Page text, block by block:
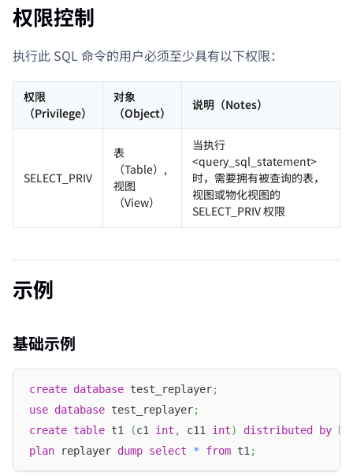
权限控制
执行此 SQL 命令的用户必须至少具有以下权限：
权限
（Privilege）
对象
（Object）
说明（Notes）
SELECT_PRIV
表
（Table）,
视图
（View）
当执行
<query_sql_statement>
时，需要拥有被查询的表，
视图或物化视图的
SELECT_PRIV 权限
示例
基础示例
create database test_replayer;
use database test_replayer;
create table t1 (c1 int , c11 int) distributed by
plan replayer dump select * from t1 ;